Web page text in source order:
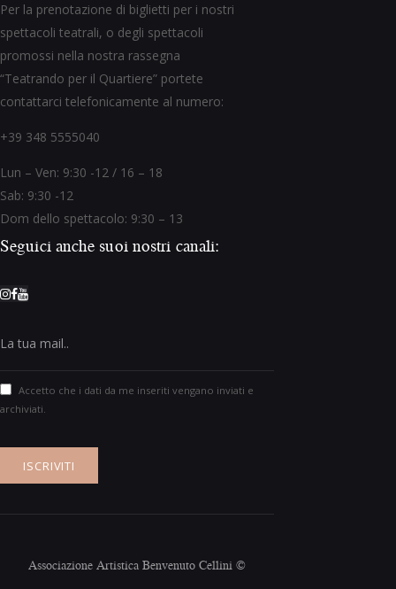
Per la prenotazione di biglietti per i nostri
spettacoli teatrali, o degli spettacoli
promossi nella nostra rassegna
“Teatrando per il Quartiere” portete
contattarci telefonicamente al numero:
+39 348 5555040
Lun – Ven: 9:30 -12 / 16 – 18
Sab: 9:30 -12
Dom dello spettacolo: 9:30 – 13
Seguici anche suoi nostri canali:
Accetto che i dati da me inseriti vengano inviati e
archiviati.
Associazione Artistica Benvenuto Cellini ©